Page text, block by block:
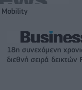
Mobility
18η συνεχόμενη
διεθνή σειρά δεικτών